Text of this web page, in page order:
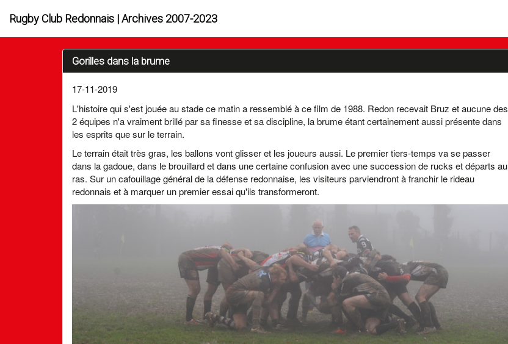
Rugby Club Redonnais | Archives 2007-2023
Gorilles dans la brume
17-11-2019
L'histoire qui s'est jouée au stade ce matin a ressemblé à ce film de 1988. Redon recevait Bruz et aucune des
2 équipes n'a vraiment brillé par sa finesse et sa discipline, la brume étant certainement aussi présente dans
les esprits que sur le terrain.
Le terrain était très gras, les ballons vont glisser et les joueurs aussi. Le premier tiers-temps va se passer
dans la gadoue, dans le brouillard et dans une certaine confusion avec une succession de rucks et départs au
ras. Sur un cafouillage général de la défense redonnaise, les visiteurs parviendront à franchir le rideau
redonnais et à marquer un premier essai qu'ils transformeront.